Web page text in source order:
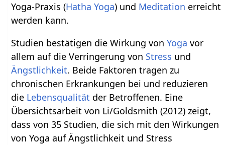
Yoga-Praxis (Hatha Yoga) und Meditation erreicht
werden kann.
Studien bestätigen die Wirkung vonYoga vor
allem auf die Verringerung von Stress und
Ängstlichkeit. Beide Faktoren tragen zu
chronischen Erkrankungen bei und reduzieren
die Lebensqualität der Betroffenen. Eine
Übersichtsarbeit von Li/Goldsmith (2012) zeigt,
dass von 35 Studien, die sich mit den Wirkungen
von Yoga auf Ängstlichkeit und Stress